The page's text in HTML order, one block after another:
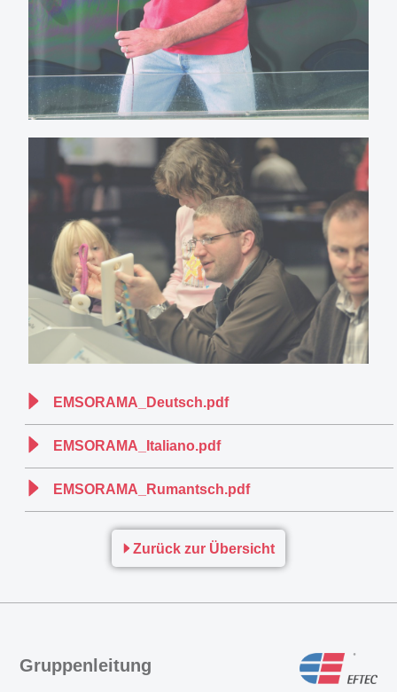
EMSORAMA_Deutsch.pdf
EMSORAMA_Italiano.pdf
EMSORAMA_Rumantsch.pdf
Zurück zur Übersicht
Gruppenleitung